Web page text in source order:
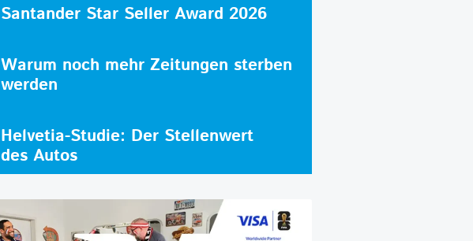
Santander Star Seller Award 2026
Warum noch mehr Zeitungen sterben
werden
Helvetia-Studie: Der Stellenwert
des Autos